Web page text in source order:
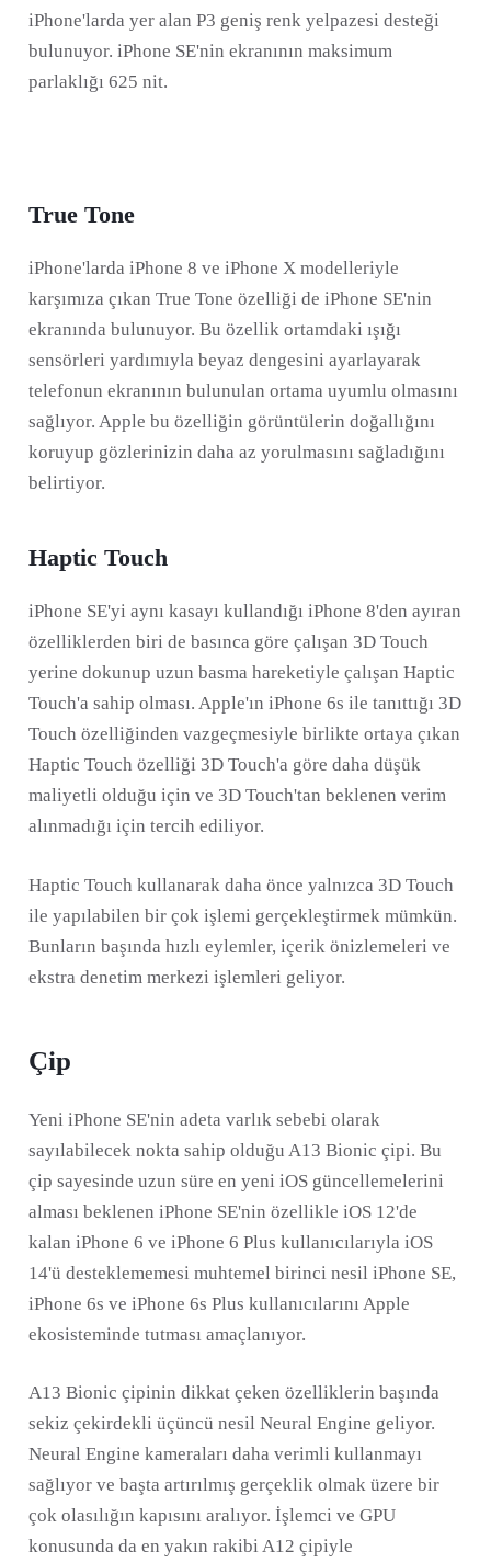
iPhone'larda yer alan P3 geniş renk yelpazesi desteği
bulunuyor. iPhone SE'nin ekranının maksimum
parlaklığı 625 nit.
True Tone
iPhone'larda iPhone 8 ve iPhone X modelleriyle
karşımıza çıkan True Tone özelliği de iPhone SE'nin
ekranında bulunuyor. Bu özellik ortamdaki ışığı
sensörleri yardımıyla beyaz dengesini ayarlayarak
telefonun ekranının bulunulan ortama uyumlu olmasını
sağlıyor. Apple bu özelliğin görüntülerin doğallığını
koruyup gözlerinizin daha az yorulmasını sağladığını
belirtiyor.
Haptic Touch
iPhone SE'yi aynı kasayı kullandığı iPhone 8'den ayıran
özelliklerden biri de basınca göre çalışan 3D Touch
yerine dokunup uzun basma hareketiyle çalışan Haptic
Touch'a sahip olması. Apple'ın iPhone 6s ile tanıttığı 3D
Touch özelliğinden vazgeçmesiyle birlikte ortaya çıkan
Haptic Touch özelliği 3D Touch'a göre daha düşük
maliyetli olduğu için ve 3D Touch'tan beklenen verim
alınmadığı için tercih ediliyor.
Haptic Touch kullanarak daha önce yalnızca 3D Touch
ile yapılabilen bir çok işlemi gerçekleştirmek mümkün.
Bunların başında hızlı eylemler, içerik önizlemeleri ve
ekstra denetim merkezi işlemleri geliyor.
Çip
Yeni iPhone SE'nin adeta varlık sebebi olarak
sayılabilecek nokta sahip olduğu A13 Bionic çipi. Bu
çip sayesinde uzun süre en yeni iOS güncellemelerini
alması beklenen iPhone SE'nin özellikle iOS 12'de
kalan iPhone 6 ve iPhone 6 Plus kullanıcılarıyla iOS
14'ü desteklememesi muhtemel birinci nesil iPhone SE,
iPhone 6s ve iPhone 6s Plus kullanıcılarını Apple
ekosisteminde tutması amaçlanıyor.
A13 Bionic çipinin dikkat çeken özelliklerin başında
sekiz çekirdekli üçüncü nesil Neural Engine geliyor.
Neural Engine kameraları daha verimli kullanmayı
sağlıyor ve başta artırılmış gerçeklik olmak üzere bir
çok olasılığın kapısını aralıyor. İşlemci ve GPU
konusunda da en yakın rakibi A12 çipiyle